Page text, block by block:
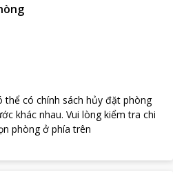
thể có chính sách hủy đặt phòng
khác nhau. Vui lòng kiểm tra chi
phòng ở phía trên